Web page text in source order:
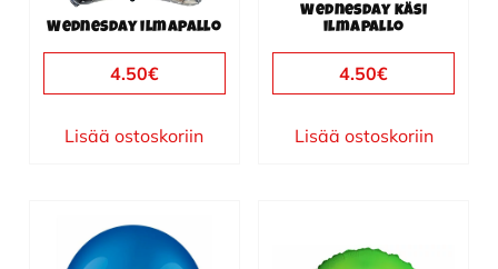
Wednesday ilmapallo
4.50€
Lisää ostoskoriin
Wednesday käsi
ilmapallo
4.50€
Lisää ostoskoriin